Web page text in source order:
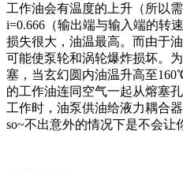
工作油会有温度的上升（所以
i=0.666（输出端与输入端的转
损失很大，油温最高。而由于
可能使泵轮和涡轮爆炸损坏。
塞，当玄幻圆内油温升高至
的工作油连同空气一起从熔塞
工作时，油泵供油给液力耦合
so~不出意外的情况下是不会让